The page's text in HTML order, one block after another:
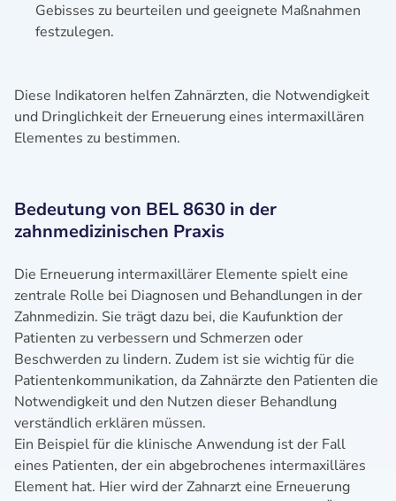
Gebisses zu beurteilen und geeignete Maßnahmen
festzulegen.
Diese Indikatoren helfen Zahnärzten, die Notwendigkeit
und Dringlichkeit der Erneuerung eines intermaxillären
Elementes zu bestimmen.
Bedeutung von BEL 8630 in der
zahnmedizinischen Praxis
Die Erneuerung intermaxillärer Elemente spielt eine
zentrale Rolle bei Diagnosen und Behandlungen in der
Zahnmedizin. Sie trägt dazu bei, die Kaufunktion der
Patienten zu verbessern und Schmerzen oder
Beschwerden zu lindern. Zudem ist sie wichtig für die
Patientenkommunikation, da Zahnärzte den Patienten die
Notwendigkeit und den Nutzen dieser Behandlung
verständlich erklären müssen.
Ein Beispiel für die klinische Anwendung ist der Fall
eines Patienten, der ein abgebrochenes intermaxilläres
Element hat. Hier wird der Zahnarzt eine Erneuerung